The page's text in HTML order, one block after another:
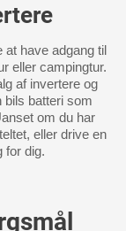
have adgang til
eller campingtur.
af invertere og
bils batteri som
om du har
eller drive en
for dig.